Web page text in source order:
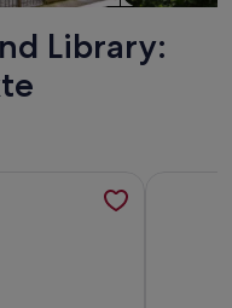
Library:
a unique setting with